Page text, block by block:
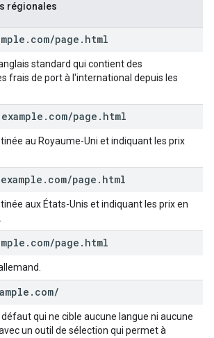
régionales
. com/page . html
standard qui contient des
frais de port à l'international depuis les
example . com/page . html
au Royaume-Uni et indiquant les prix
example . com/page . html
aux États-Unis et indiquant les prix en
. com/page . html
. com/
qui ne cible aucune langue ni aucune
un outil de sélection qui permet à